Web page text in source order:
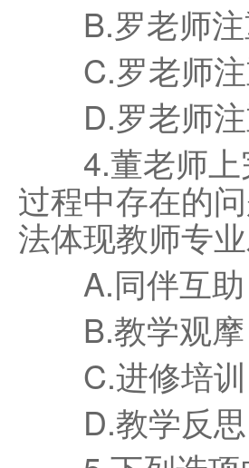
B.罗老师注
C.罗老师注
D.罗老师注
4.董老师上
过程中存在的
法体现教师专
A.同伴互助
B.教学观摩
C.进修培训
D.教学反思